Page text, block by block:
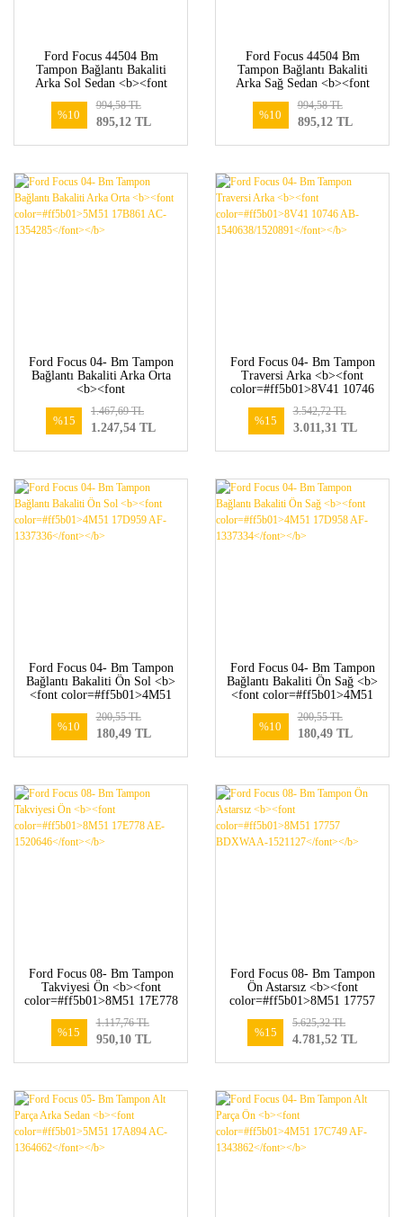
Ford Focus 44504 Bm
Tampon Bağlantı Bakaliti
Arka Sol Sedan <b><font
F17E851 AJ-1549588</font>
</b>
%10
895,12 TL
994,58 TL
Ford Focus 44504 Bm
Tampon Bağlantı Bakaliti
Arka Sağ Sedan <b><font
F17E850 AJ-1549585</font>
</b>
%10
895,12 TL
994,58 TL
Ford Focus 04- Bm Tampon
Bağlantı Bakaliti Arka Orta
<b><font
AC-1354285</font></b>
%15
1.247,54 TL
1.467,69 TL
Ford Focus 04- Bm Tampon
Traversi Arka <b><font
color=#ff5b01>8V41 10746
</b>
%15
3.011,31 TL
3.542,72 TL
Ford Focus 04- Bm Tampon
Bağlantı Bakaliti Ön Sol <b>
<font color=#ff5b01>4M51
</b>
%10
180,49 TL
200,55 TL
Ford Focus 04- Bm Tampon
Bağlantı Bakaliti Ön Sağ <b>
<font color=#ff5b01>4M51
</b>
%10
180,49 TL
200,55 TL
Ford Focus 08- Bm Tampon
Takviyesi Ön <b><font
color=#ff5b01>8M51 17E778
%15
950,10 TL
1.117,76 TL
Ford Focus 08- Bm Tampon
Ön Astarsız <b><font
color=#ff5b01>8M51 17757
</b>
%15
4.781,52 TL
5.625,32 TL